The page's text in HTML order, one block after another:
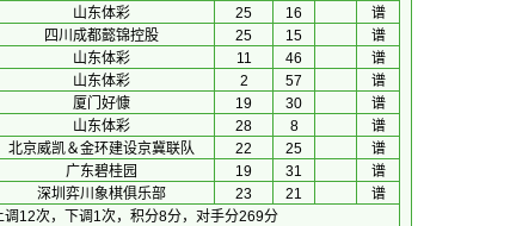
山东体彩 25 16
谱
四川成都懿锦控股 25 15
谱
山东体彩 11 46
谱
山东体彩 2 57
谱
厦门好慷 19 30
谱
山东体彩 28 8
谱
北京威凯＆金环建设京冀联队 22 25
谱
广东碧桂园 19 31
谱
深圳弈川象棋俱乐部 23 21
谱
12次，下调1次，积分8分，对手分269分